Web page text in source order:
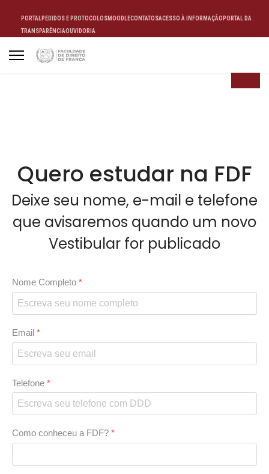
PORTALPEDIDOS E PROTOCOLOSMOODLECONTATOSACESSO À INFORMAÇÃO PORTAL DA
TRANSPARÊNCIAOUVIDORIA
Quero estudar na FDF
Deixe seu nome, e-mail e telefone
que avisaremos quando um novo
Vestibular for publicado
Nome Completo *
Email *
Telefone *
Como conheceu a FDF? *